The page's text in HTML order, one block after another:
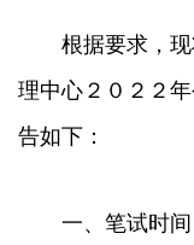
根据要求，
理中心２０２２
告如下：
一、笔试时间